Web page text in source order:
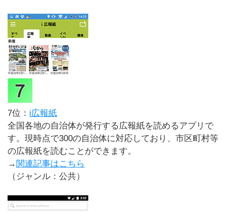
7位： i広報紙
全国各地の自治体が発行する広報紙を読めるアプリで
す。現時点で300の自治体に対応しており、市区町村等
の広報紙を読むことができます。
→ 関連記事はこちら
（ジャンル：公共）